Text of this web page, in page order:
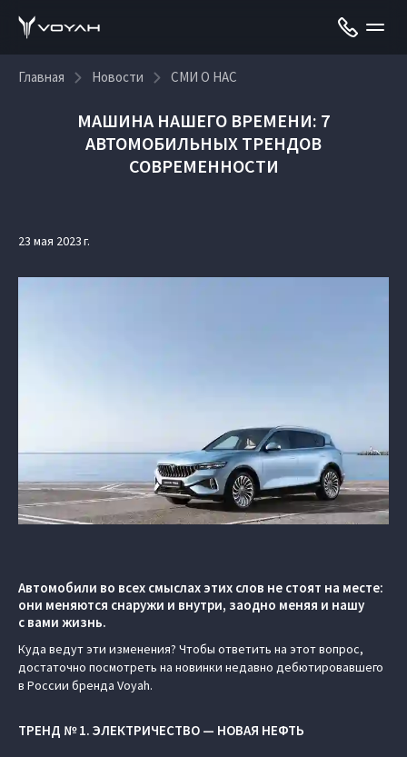
Главная Новости СМИ О НАС
МАШИНА НАШЕГО ВРЕМЕНИ: 7
АВТОМОБИЛЬНЫХ ТРЕНДОВ
СОВРЕМЕННОСТИ
23 мая 2023 г.
Автомобили во всех смыслах этих слов не стоят на месте:
они меняются снаружи и внутри, заодно меняя и нашу
с вами жизнь.
Куда ведут эти изменения? Чтобы ответить на этот вопрос,
достаточно посмотреть на новинки недавно дебютировавшего
в России бренда Voyah.
ТРЕНД № 1. ЭЛЕКТРИЧЕСТВО — НОВАЯ НЕФТЬ